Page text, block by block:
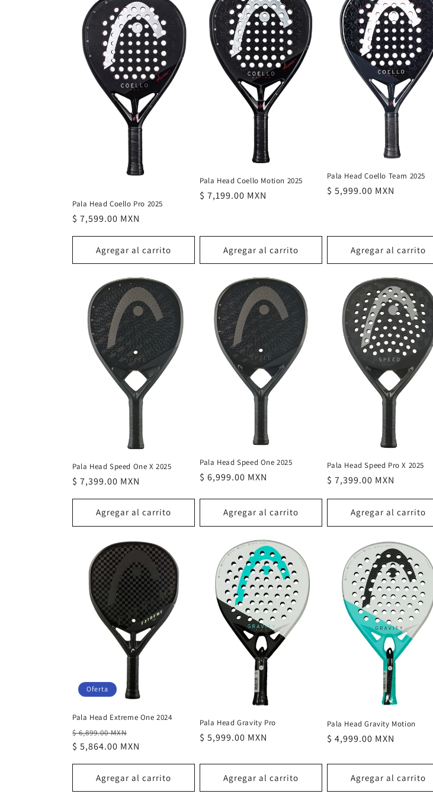
c
c
Pala Head Coello Pro 2025
Precio
$ 7,599.00 MXN
Agregar al carrito
Pala Head Coello Motion 2025
Precio
$ 7,199.00 MXN
Agregar al carrito
Pala Head Coello Team 2025
Precio
$ 5,999.00 MXN
Agregar al carrito
Pala Head Speed One X 2025
Precio
$ 7,399.00 MXN
Agregar al carrito
Pala Head Speed One 2025
Precio
$ 6,999.00 MXN
Agregar al carrito
Pala Head Speed Pro X 2025
Precio
$ 7,399.00 MXN
Agregar al carrito
Oferta
Pala Head Extreme One 2024
Precio
habitual
$ 6,899.00 MXN
de
oferta
$ 5,864.00 MXN
Agregar al carrito
Pala Head Gravity Pro
Precio
$ 5,999.00 MXN
Agregar al carrito
Pala Head Gravity Motion
Precio
$ 4,999.00 MXN
Agregar al carrito